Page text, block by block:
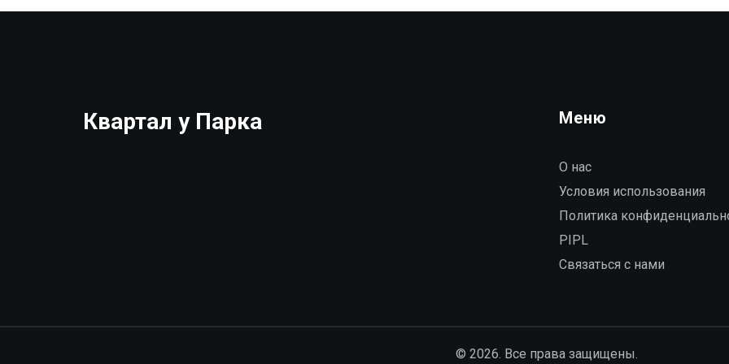
Квартал у Парка Меню
О нас
Условия использования
Политика
PIPL
Связаться с нами
© 2026. Все права защищены.